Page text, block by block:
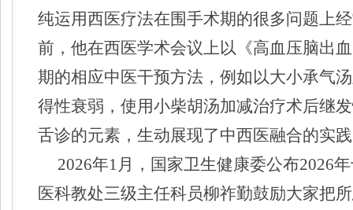
纯运用西医疗法在围手术期的很多问题上
前，他在西医学术会议上以《高血压脑出
期的相应中医干预方法，例如以大小承气
得性衰弱，使用小柴胡汤加减治疗术后继
舌诊的元素，生动展现了中西医融合的实
2026年1月，国家卫生健康委公布2026
医科教处三级主任科员柳祚勤鼓励大家把